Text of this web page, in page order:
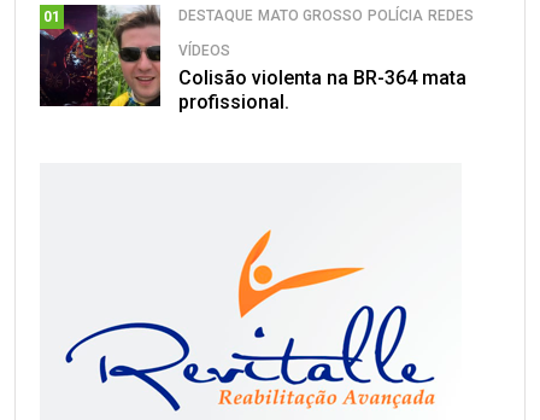
01 DESTAQUE MATO GROSSO POLÍCIA REDES
VÍDEOS
Colisão violenta na BR-364 mata
profissional.